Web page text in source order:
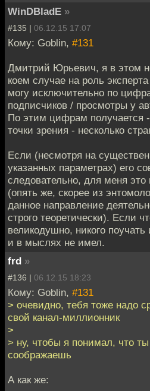
WinDBladE »
#135 | 06.12.15 17:07
Кому: Goblin, #131
Дмитрий Юрьевич, я в этом
коем случае на роль
могу исключительно по
подписчиков / просмотры у
По этим цифрам получается
точки зрения - несколько
Если (несмотря на
указанных параметрах) его
следовательно, для меня это
(опять же, скорее из
данное направление
строго теоретически). Если
великодушно, никого
и в мыслях не имел.
frd »
#136 | 06.12.15 18:23
Кому: Goblin, #131
> очевидно, тебя тоже надо
свой канал-миллионник
>
> ну, чтобы я понимал, что
соображаешь
А как же: